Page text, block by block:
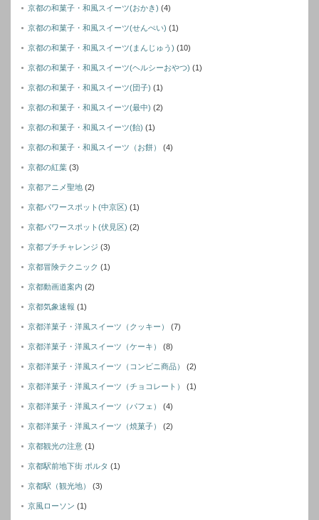
京都の和菓子・和風スイーツ(おかき) (4)
京都の和菓子・和風スイーツ(せんぺい) (1)
京都の和菓子・和風スイーツ(まんじゅう) (10)
京都の和菓子・和風スイーツ(ヘルシーおやつ) (1)
京都の和菓子・和風スイーツ(団子) (1)
京都の和菓子・和風スイーツ(最中) (2)
京都の和菓子・和風スイーツ(飴) (1)
京都の和菓子・和風スイーツ（お餅） (4)
京都の紅葉 (3)
京都アニメ聖地 (2)
京都パワースポット(中京区) (1)
京都パワースポット(伏見区) (2)
京都プチチャレンジ (3)
京都冒険テクニック (1)
京都動画道案内 (2)
京都気象速報 (1)
京都洋菓子・洋風スイーツ（クッキー） (7)
京都洋菓子・洋風スイーツ（ケーキ） (8)
京都洋菓子・洋風スイーツ（コンビニ商品） (2)
京都洋菓子・洋風スイーツ（チョコレート） (1)
京都洋菓子・洋風スイーツ（パフェ） (4)
京都洋菓子・洋風スイーツ（焼菓子） (2)
京都観光の注意 (1)
京都駅前地下街 ポルタ (1)
京都駅（観光地） (3)
京風ローソン (1)